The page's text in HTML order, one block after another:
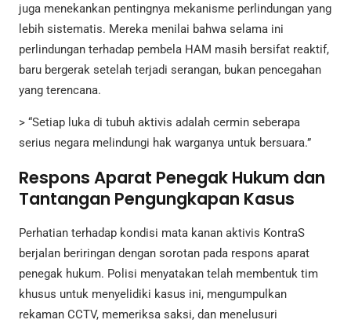
juga menekankan pentingnya mekanisme perlindungan yang
lebih sistematis. Mereka menilai bahwa selama ini
perlindungan terhadap pembela HAM masih bersifat reaktif,
baru bergerak setelah terjadi serangan, bukan pencegahan
yang terencana.
> “Setiap luka di tubuh aktivis adalah cermin seberapa
serius negara melindungi hak warganya untuk bersuara.”
Respons Aparat Penegak Hukum dan
Tantangan Pengungkapan Kasus
Perhatian terhadap kondisi mata kanan aktivis KontraS
berjalan beriringan dengan sorotan pada respons aparat
penegak hukum. Polisi menyatakan telah membentuk tim
khusus untuk menyelidiki kasus ini, mengumpulkan
rekaman CCTV, memeriksa saksi, dan menelusuri